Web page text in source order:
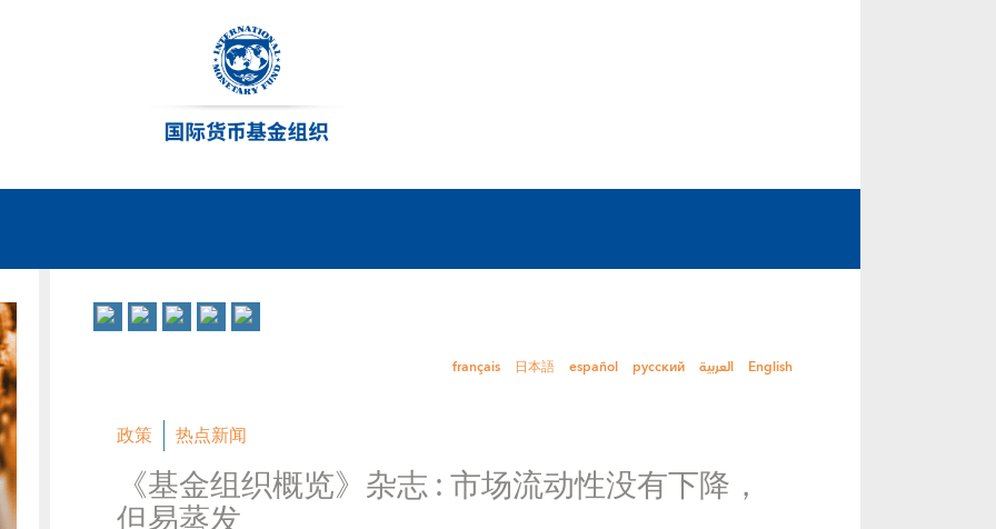
français 日本語 español русский العربية English
政策 热点新闻
《基金组织概览》杂志 : 市场流动性没有下降，
但易蒸发